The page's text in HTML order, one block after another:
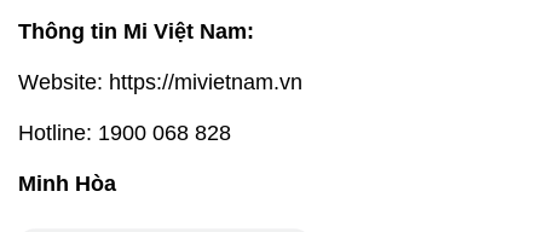
Thông tin Mi Việt Nam:
Website: https://mivietnam.vn
Hotline: 1900 068 828
Minh Hòa